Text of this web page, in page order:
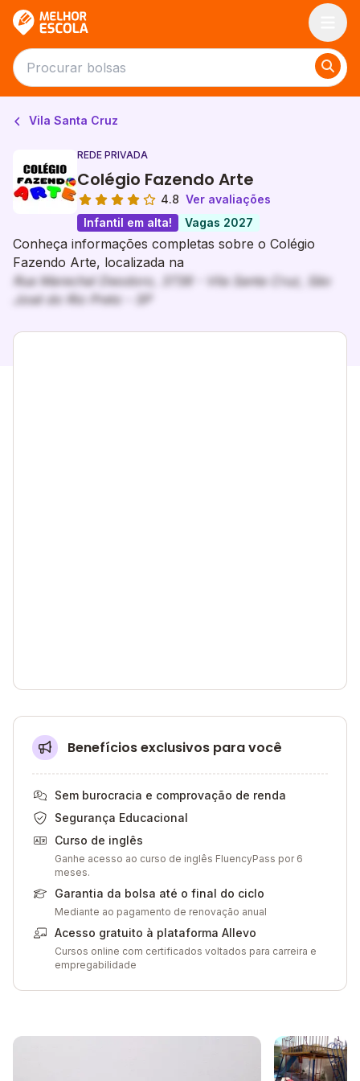
Vila Santa Cruz
REDE PRIVADA
Colégio Fazendo Arte
4.8 Ver avaliações
Infantil em alta!
Vagas 2027
Conheça informações completas sobre o Colégio
Fazendo Arte, localizada na
Rua Marechal Deodoro, 3738 - Vila Santa Cruz, São
José do Rio Preto - SP
Benefícios exclusivos para você
Sem burocracia e comprovação de renda
Segurança Educacional
Curso de inglês
Ganhe acesso ao curso de inglês FluencyPass por 6
meses.
Garantia da bolsa até o final do ciclo
Mediante ao pagamento de renovação anual
Acesso gratuito à plataforma Allevo
Cursos online com certificados voltados para carreira e
empregabilidade
Galeria de imagem